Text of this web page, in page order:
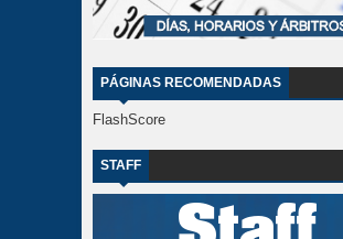
PÁGINAS RECOMENDADAS
FlashScore
STAFF